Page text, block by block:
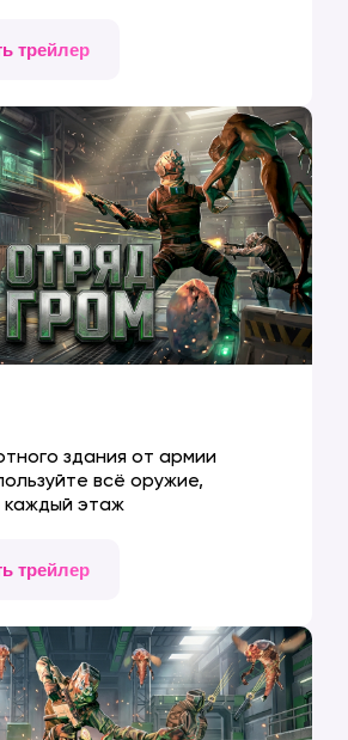
трейлер
здания от армии
всё оружие,
каждый этаж
трейлер